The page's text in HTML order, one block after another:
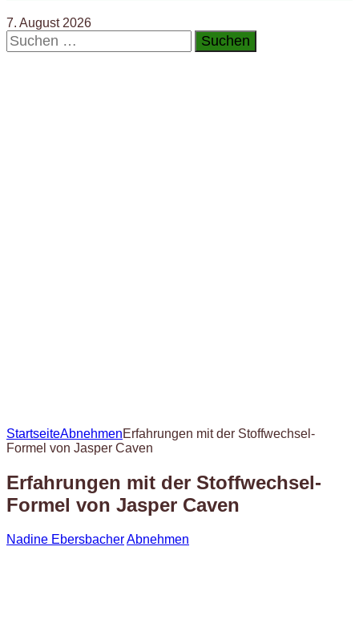
7. August 2026
Suchen
nach:
StartseiteAbnehmenErfahrungen mit der Stoffwechsel-
Formel von Jasper Caven
Erfahrungen mit der Stoffwechsel-
Formel von Jasper Caven
Nadine EbersbacherAbnehmen